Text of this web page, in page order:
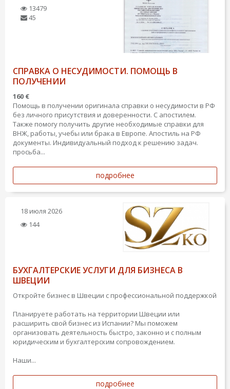
13479
45
СПРАВКА О НЕСУДИМОСТИ. ПОМОЩЬ В
ПОЛУЧЕНИИ
160 €
Помощь в получении оригинала справки о несудимости в РФ
без личного присутствия и доверенности. С апостилем.
Также помогу получить другие необходимые справки для
ВНЖ, работы, учебы или брака в Европе. Апостиль на РФ
документы. Индивидуальный подход к решению задач.
просьба...
подробнее
18 июля 2026
144
БУХГАЛТЕРСКИЕ УСЛУГИ ДЛЯ БИЗНЕСА В
ШВЕЦИИ
Откройте бизнес в Швеции с профессиональной поддержкой
Планируете работать на территории Швеции или
расширить свой бизнес из Испании? Мы поможем
организовать деятельность быстро, законно и с полным
юридическим и бухгалтерским сопровождением.
Наши...
подробнее